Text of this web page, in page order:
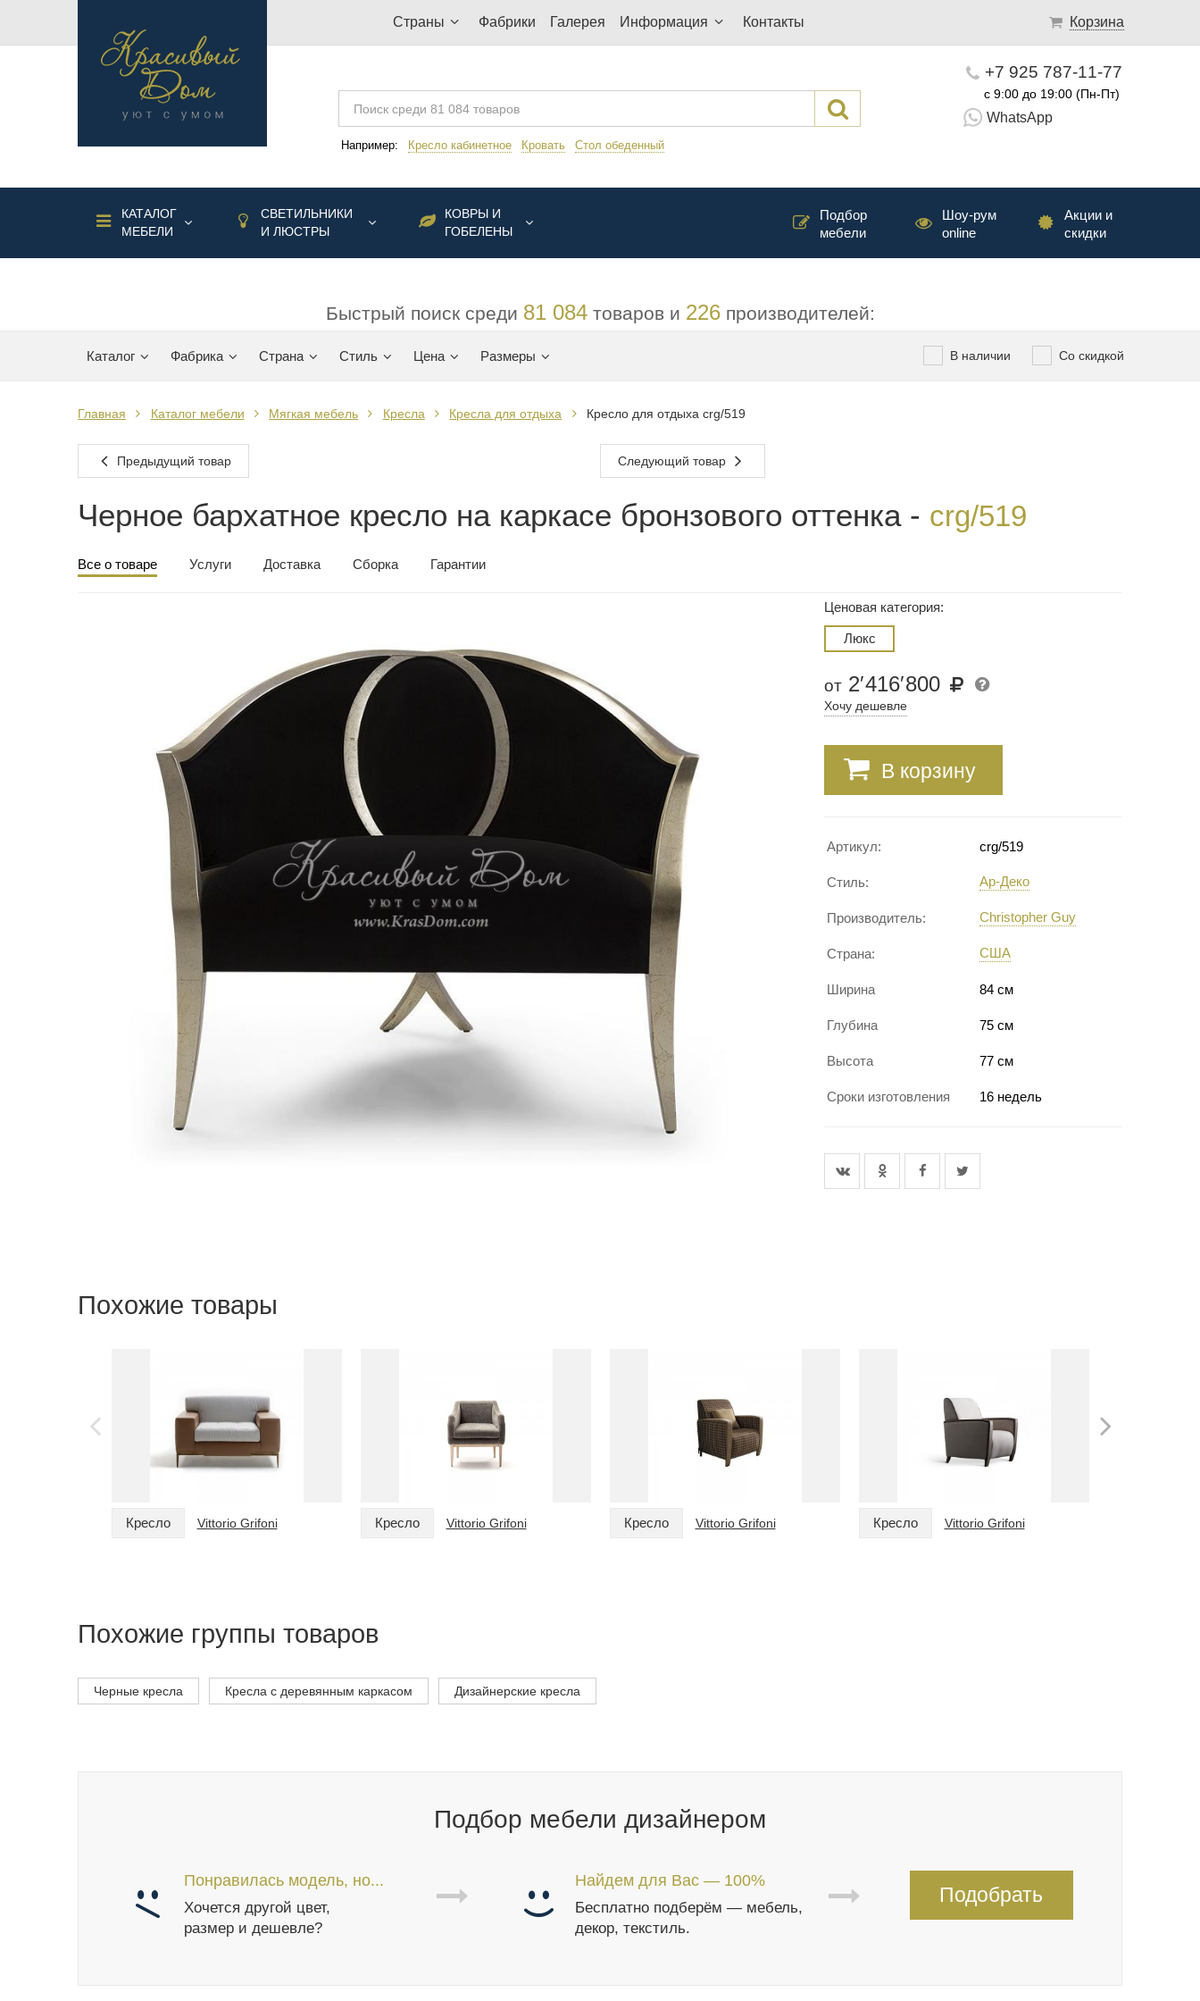
Страны Фабрики Галерея Информация Контакты Корзина
Например: Кресло кабинетное Кровать Стол обеденный
+7 925 787-11-77
с 9:00 до 19:00 (Пн-Пт)
WhatsApp
КАТАЛОГ
МЕБЕЛИ
СВЕТИЛЬНИКИ
И ЛЮСТРЫ
КОВРЫ И
ГОБЕЛЕНЫ
Акции и
скидки
Шоу-рум
online
Подбор
мебели
Быстрый поиск среди 81 084товаров и 226производителей:
Каталог Фабрика Страна Стиль Цена Размеры Со скидкой
В наличии
Главная Каталог мебели Мягкая мебель Кресла Кресла для отдыха Кресло для отдыха crg/519
Предыдущий товар Следующий товар
Черное бархатное кресло на каркасе бронзового оттенка - crg/519
Все о товаре Услуги Доставка Сборка Гарантии
Ценовая категория:
Люкс
от 2′416′800
Хочу дешевле
В корзину
Артикул: crg/519
Стиль: Ар-Деко
Производитель: Christopher Guy
Страна: США
Ширина 84 см
Глубина 75 см
Высота 77 см
Сроки изготовления 16 недель
Похожие товары
Кресло Vittorio Grifoni Кресло Vittorio Grifoni Кресло Vittorio Grifoni Кресло Vittorio Grifoni
Похожие группы товаров
Черные кресла Кресла с деревянным каркасом Дизайнерские кресла
Подбор мебели дизайнером
Понравилась модель, но...
Хочется другой цвет,
размер и дешевле?
Найдем для Вас — 100%
Бесплатно подберём — мебель,
декор, текстиль.
Подобрать